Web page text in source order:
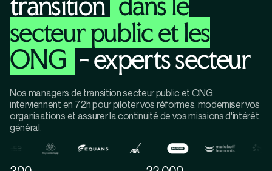
secteur public et les
ONG - experts secteur
Nos managers de transition secteur public et ONG
interviennent en 72h pour piloter vos réformes, moderniser vos
organisations et assurer la continuité de vos missions d'intérêt
général.